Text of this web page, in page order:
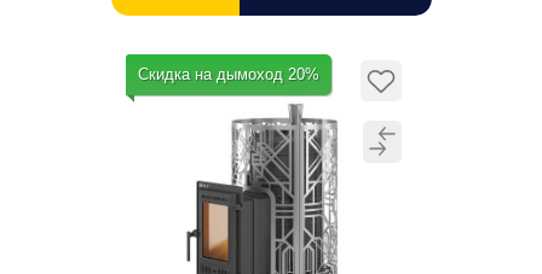
Скидка на дымоход 20%